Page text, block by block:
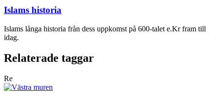
Islams historia
Islams långa historia från dess uppkomst på 600-talet e.Kr fram till
idag.
Relaterade taggar
Re